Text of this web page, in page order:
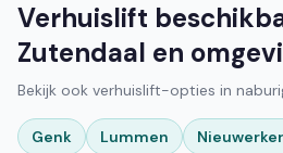
Verhuislift
Zutendaal en
Bekijk ook verhuislift-opties in
Genk Lummen